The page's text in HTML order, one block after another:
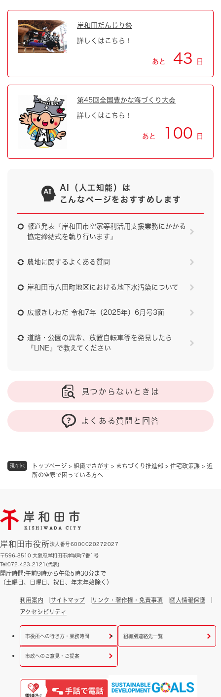
現在地 トップページ > 組織でさがす > まちづくり推進部 > 住宅政策課 > 近
所の空家で困っている方へ
岸和田だんじり祭
詳しくはこちら！
あと 43 日
第45回全国豊かな海づくり大会
詳しくはこちら！
あと 100 日
AI（人工知能）は
こんなページをおすすめします
報道発表『岸和田市空家等利活用支援業務にかかる
協定締結式を執り行います』
農地に関するよくある質問
岸和田市八田町地区における地下水汚染について
広報きしわだ 令和7年（2025年）6月号3面
道路・公園の異常、放置自転車等を発見したら
『LINE』で教えてください
見つからないときは
よくある質問と回答
岸和田市役所法人番号6000020272027
〒596-8510 大阪府岸和田市岸城町7番1号
Tel:072-423-2121(代表)
開庁時間:午前9時から午後5時30分まで
（土曜日、日曜日、祝日、年末年始除く）
利用案内 サイトマップ リンク・著作権・免責事項
個人情報保護
アクセシビリティ
市役所への行き方・業務時間 組織別連絡先一覧
市政へのご意見・ご提案